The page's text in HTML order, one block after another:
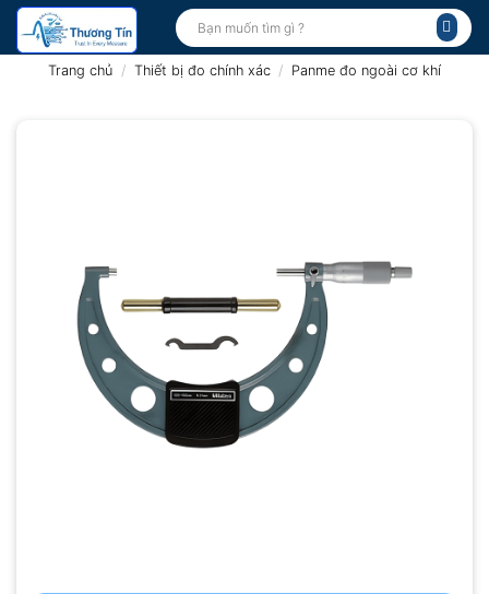
Bỏ
qua
Tìm
kiếm:
Trang chủ / Thiết bị đo chính xác / Panme đo ngoài cơ khí